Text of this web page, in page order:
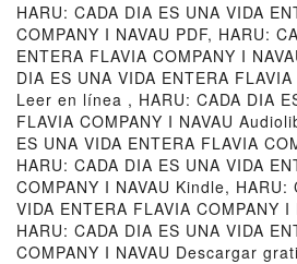
HARU: CADA DIA ES UNA VIDA
COMPANY I NAVAU PDF, HARU:
ENTERA FLAVIA COMPANY I
DIA ES UNA VIDA ENTERA FLAVIA
Leer en línea , HARU: CADA DIA
FLAVIA COMPANY I NAVAU
ES UNA VIDA ENTERA FLAVIA
HARU: CADA DIA ES UNA VIDA
COMPANY I NAVAU Kindle, HARU:
VIDA ENTERA FLAVIA COMPANY I
HARU: CADA DIA ES UNA VIDA
COMPANY I NAVAU Descargar